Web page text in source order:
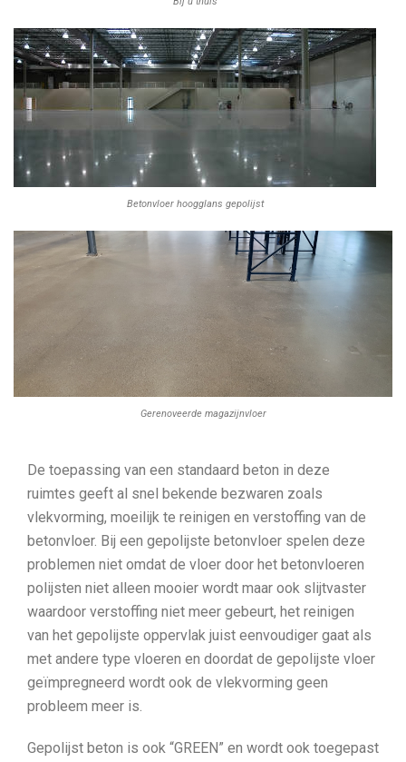
Betonvloer hoogglans gepolijst
Gerenoveerde magazijnvloer
De toepassing van een standaard beton in deze
ruimtes geeft al snel bekende bezwaren zoals
vlekvorming, moeilijk te reinigen en verstoffing van de
betonvloer. Bij een gepolijste betonvloer spelen deze
problemen niet omdat de vloer door het betonvloeren
polijsten niet alleen mooier wordt maar ook slijtvaster
waardoor verstoffing niet meer gebeurt, het reinigen
van het gepolijste oppervlak juist eenvoudiger gaat als
met andere type vloeren en doordat de gepolijste vloer
geïmpregneerd wordt ook de vlekvorming geen
probleem meer is.
Gepolijst beton is ook “GREEN” en wordt ook toegepast